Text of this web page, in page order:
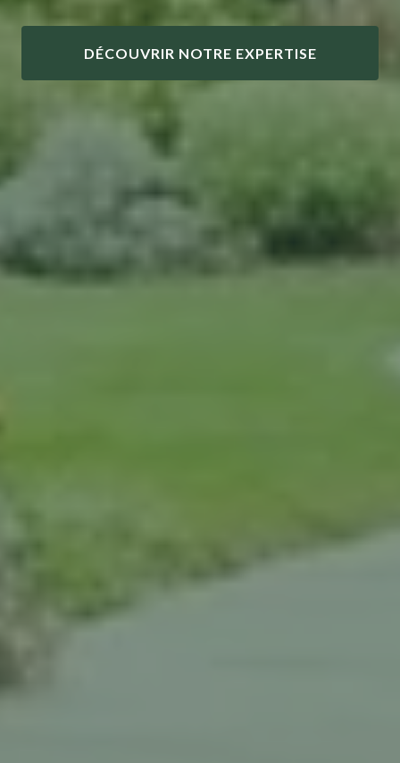
DÉCOUVRIR NOTRE EXPERTISE